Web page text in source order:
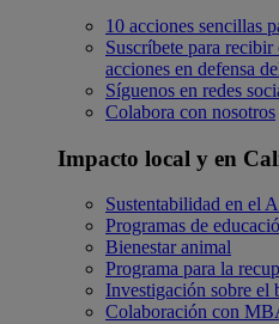
10 acciones sencillas
Suscríbete para
acciones en defensa
Síguenos en redes
Colabora con nosotros
Impacto local y en
Sustentabilidad en el
Programas de
Bienestar animal
Programa para la
Investigación sobre el
Colaboración con